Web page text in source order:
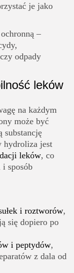
je jako
–
odpady
leków
na każdym
może być
substancję
hydroliza jest
leków, co
i sposób
i roztworów,
się dopiero po
i peptydów,
z dala od